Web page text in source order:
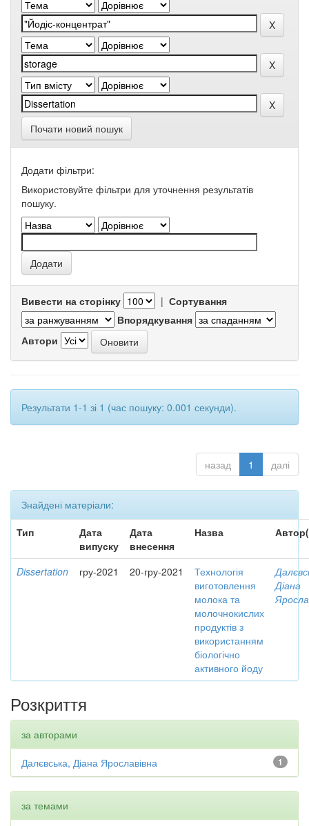
Почати новий пошук
Додати фільтри:
Використовуйте фільтри для уточнення результатів
пошуку.
Вивести на сторінку | Сортування
Впорядкування
Автори
Результати 1-1 зі 1 (час пошуку: 0.001 секунди).
назад 1 далі
Знайдені матеріали:
Тип
Дата
випуску
Дата
внесення
Назва
Dissertation гру-2021 20-гру-2021
Технологія
виготовлення
молока та
молочнокислих
продуктів з
використанням
біологічно
активного йоду
Діана
Розкриття
за авторами
1
Далєвська, Діана Ярославівна
за темами